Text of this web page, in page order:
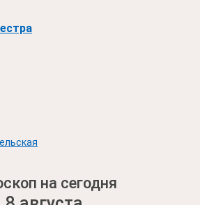
на сегодня